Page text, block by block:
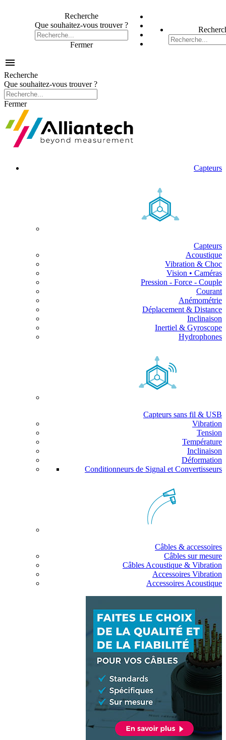
Recherche
Que souhaitez-vous trouver ?
Fermer

Recherche
Que souhaitez-vous trouver ?
Fermer
Capteurs
Capteurs
Acoustique
Vibration & Choc
Vision • Caméras
Pression - Force - Couple
Courant
Anémométrie
Déplacement & Distance
Inclinaison
Inertiel & Gyroscope
Hydrophones
Capteurs sans fil & USB
Vibration
Tension
Température
Inclinaison
Déformation
Conditionneurs de Signal et Convertisseurs
Câbles & accessoires
Câbles sur mesure
Câbles Acoustique & Vibration
Accessoires Vibration
Accessoires Acoustique